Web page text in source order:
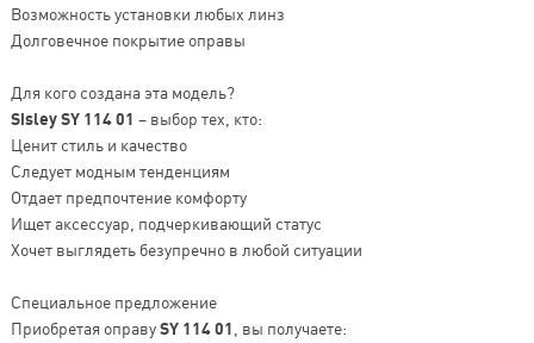
Возможность установки любых линз
Долговечное покрытие оправы
Для кого создана эта модель?
Sisley SY 114 01 – выбор тех, кто:
Ценит стиль и качество
Следует модным тенденциям
Отдает предпочтение комфорту
Ищет аксессуар, подчеркивающий статус
Хочет выглядеть безупречно в любой ситуации
Специальное предложение
Приобретая оправуSY 114 01 , вы получаете: